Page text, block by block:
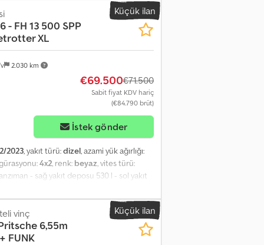
Küçük ilan
2.030 km
- FH 13 500 SPP
XL
€69.500€71.500
Sabit fiyat KDV hariç
(€84.790 brüt)
İstek gönder
2023, yakıt türü:dizel, azami yük ağırlığı:
4x2, renk: beyaz, vites türü:
- sağ yakıt deposu 530 l - sol yakıt
- buzdolabı - cam tavan - Şubat
Küçük ilan
vinç
6,55m
FUNK